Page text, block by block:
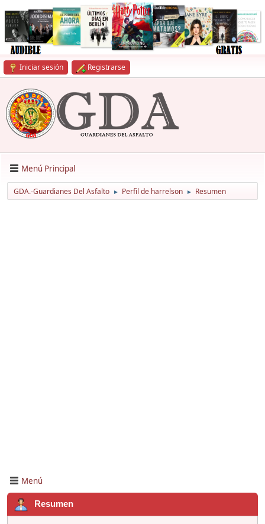
Iniciar sesión Registrarse
Menú Principal
GDA.-Guardianes Del Asfalto ► Perfil de harrelson ► Resumen
Menú
Resumen